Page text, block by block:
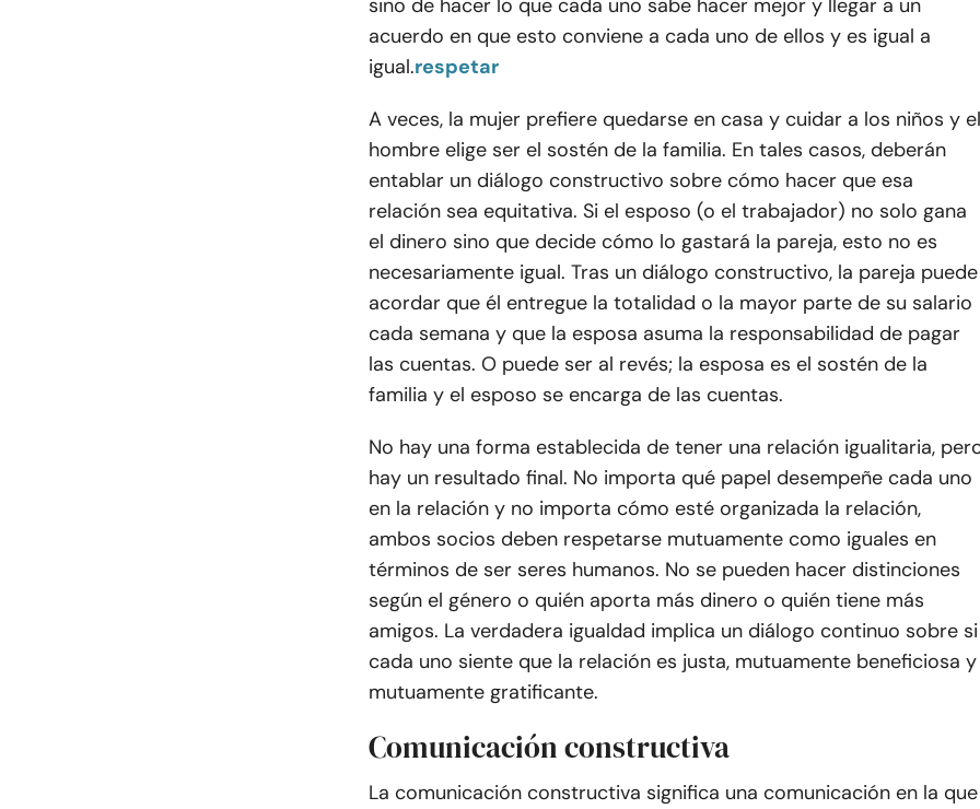
sino de hacer lo que cada uno sabe hacer mejor y llegar a un
acuerdo en que esto conviene a cada uno de ellos y es igual a
igual.respetar
A veces, la mujer prefiere quedarse en casa y cuidar a los niños y el
hombre elige ser el sostén de la familia. En tales casos, deberán
entablar un diálogo constructivo sobre cómo hacer que esa
relación sea equitativa. Si el esposo (o el trabajador) no solo gana
el dinero sino que decide cómo lo gastará la pareja, esto no es
necesariamente igual. Tras un diálogo constructivo, la pareja puede
acordar que él entregue la totalidad o la mayor parte de su salario
cada semana y que la esposa asuma la responsabilidad de pagar
las cuentas. O puede ser al revés; la esposa es el sostén de la
familia y el esposo se encarga de las cuentas.
No hay una forma establecida de tener una relación igualitaria,
hay un resultado final. No importa qué papel desempeñe cada uno
en la relación y no importa cómo esté organizada la relación,
ambos socios deben respetarse mutuamente como iguales en
términos de ser seres humanos. No se pueden hacer distinciones
según el género o quién aporta más dinero o quién tiene más
amigos. La verdadera igualdad implica un diálogo continuo sobre si
cada uno siente que la relación es justa, mutuamente beneficiosa y
mutuamente gratificante.
Comunicación constructiva
La comunicación constructiva significa una comunicación en la que